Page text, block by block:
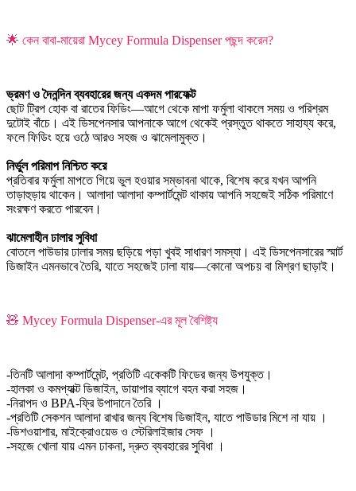
🌟 কেন বাবা-মায়েরা Mycey Formula Dispenser পছন্দ করেন?
ভ্রমণ ও দৈনন্দিন ব্যবহারের জন্য একদম পারফেক্ট
ছোট ট্রিপ হোক বা রাতের ফিডিং—আগে থেকে মাপা ফর্মুলা থাকলে সময় ও পরিশ্রম
দুটোই বাঁচে। এই ডিসপেনসার আপনাকে আগে থেকেই প্রস্তুত থাকতে সাহায্য করে,
ফলে ফিডিং হয়ে ওঠে আরও সহজ ও ঝামেলামুক্ত।
নির্ভুল পরিমাপ নিশ্চিত করে
প্রতিবার ফর্মুলা মাপতে গিয়ে ভুল হওয়ার সম্ভাবনা থাকে, বিশেষ করে যখন আপনি
তাড়াহুড়ায় থাকেন। আলাদা আলাদা কম্পার্টমেন্ট থাকায় আপনি সহজেই সঠিক পরিমাণে
সংরক্ষণ করতে পারবেন।
ঝামেলাহীন ঢালার সুবিধা
বোতলে পাউডার ঢালার সময় ছড়িয়ে পড়া খুবই সাধারণ সমস্যা। এই ডিসপেনসারের স্মার্ট
ডিজাইন এমনভাবে তৈরি, যাতে সহজেই ঢালা যায়—কোনো অপচয় বা মিশ্রণ ছাড়াই।
🧸 Mycey Formula Dispenser-এর মূল বৈশিষ্ট্য
-তিনটি আলাদা কম্পার্টমেন্ট, প্রতিটি একেকটি ফিডের জন্য উপযুক্ত।
-হালকা ও কমপ্যাক্ট ডিজাইন, ডায়াপার ব্যাগে বহন করা সহজ।
-নিরাপদ ও BPA-ফ্রি উপাদানে তৈরি ।
-প্রতিটি সেকশন আলাদা রাখার জন্য বিশেষ ডিজাইন, যাতে পাউডার মিশে না যায় ।
-ডিশওয়াশার, মাইক্রোওয়েভ ও স্টেরিলাইজার সেফ ।
-সহজে খোলা যায় এমন ঢাকনা, দ্রুত ব্যবহারের সুবিধা ।